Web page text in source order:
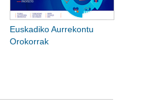
Euskadiko Aurrekontu
Orokorrak